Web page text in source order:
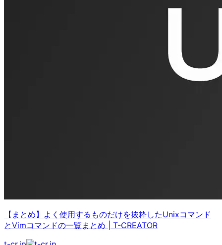
【まとめ】よく使用するものだけを抜粋したUnixコマンド
とVimコマンドの一覧まとめ
T-CREATOR